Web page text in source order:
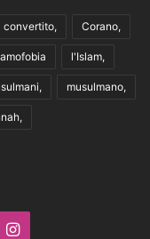
convertito, Corano,
l'Islam,
musulmano,
Instagram